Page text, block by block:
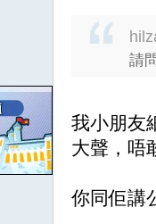
請
我小朋友
大聲，唔
你同佢講